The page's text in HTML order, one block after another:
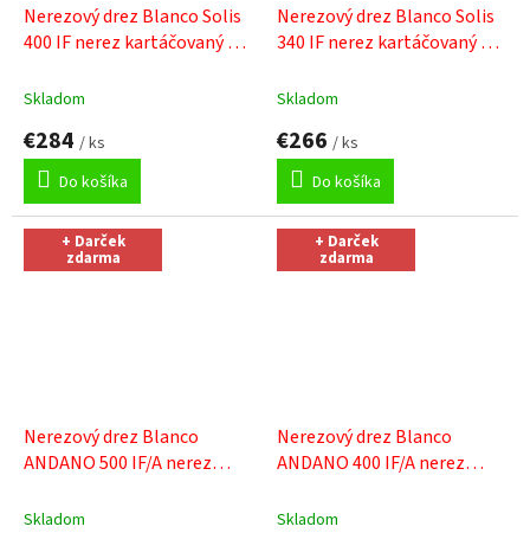
Nerezový drez Blanco Solis
400 IF nerez kartáčovaný+
Skladom
€284 / ks
Do košíka
Nerezový drez Blanco Solis
340 IF nerez kartáčovaný+
Skladom
€266 / ks
Do košíka
+ Darček
zdarma
Nerezový drez Blanco
ANDANO 500 IF/A nerez
+ Sinks čistiaca pasta
Skladom
+ Darček
zdarma
Nerezový drez Blanco
ANDANO 400 IF/A nerez
+ Sinks čistiaca pasta
Skladom